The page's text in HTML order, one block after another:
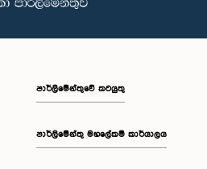
පාර්ලිමේන්තුවේ කටයුතු
පාර්ලිමේන්තු මහලේකම් කාර්යාලය